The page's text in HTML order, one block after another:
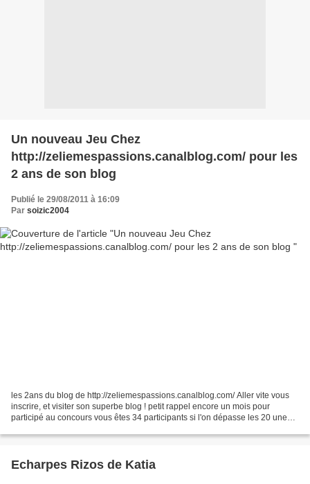
Un nouveau Jeu Chez
http://zeliemespassions.canalblog.com/ pour les
2 ans de son blog
Publié le 29/08/2011 à 16:09
Par soizic2004
les 2ans du blog de http://zeliemespassions.canalblog.com/ Aller vite vous
inscrire, et visiter son superbe blog ! petit rappel encore un mois pour
participé au concours vous êtes 34 participants si l'on dépasse les 20 une
Echarpes Rizos de Katia